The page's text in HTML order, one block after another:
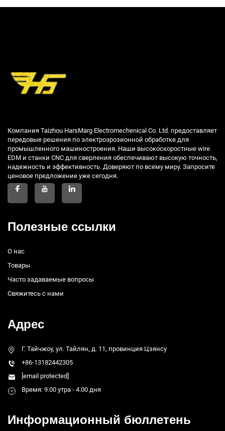
Компания Taizhou HarsMarg Electromechenical Co. Ltd. предоставляет
передовые решения по электроэрозионной обработке для
промышленного машиностроения. Наши высокоскоростные wire
EDM и станки CNC для сверления обеспечивают высокую точность,
надежность и эффективность. Доверяют по всему миру. Запросите
ценовое предложение уже сегодня.
Полезные ссылки
О нас
Товары
Часто задаваемые вопросы
Свяжитесь с нами
Адрес
Г. Тайчжоу, ул. Тайлян, д. 11, провинция Цзянсу
+86-13182442305
[email protected]
Время: 9.00 утра - 4.00 дня
Информационный бюллетень